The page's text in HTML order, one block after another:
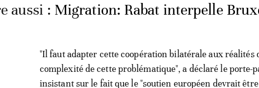
aussi : Migration: Rabat interpelle
"Il faut adapter cette coopération bilatérale aux réalités
complexité de cette problématique", a déclaré le porte-
insistant sur le fait que le "soutien européen devrait